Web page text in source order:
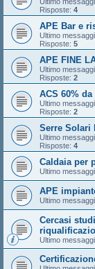
Risposte: 4
APE Bar e
Ultimo
Risposte: 5
APE FINE
Ultimo
Risposte: 2
ACS 60%
Ultimo
Risposte: 2
Serre Solari
Ultimo
Risposte: 4
Caldaia per
Ultimo
APE
Ultimo
Cercasi
Ultimo